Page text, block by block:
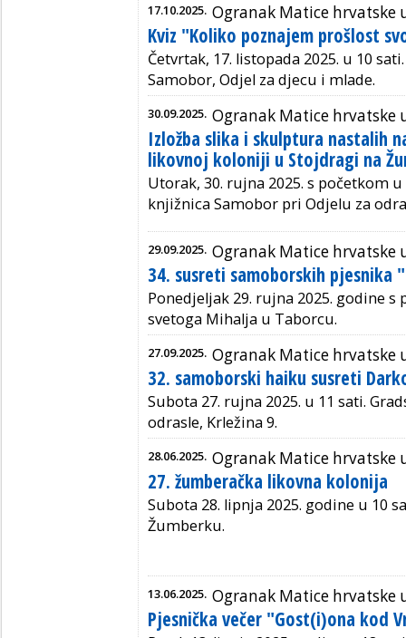
17.10.2025. Ogranak Matice hrvatske
Kviz "Koliko poznajem prošlost
Četvrtak, 17. listopada 2025. u 10
Samobor, Odjel za djecu i mlade.
30.09.2025. Ogranak Matice hrvatske
Izložba slika i skulptura nastalih
likovnoj koloniji u Stojdragi na
Utorak, 30. rujna 2025. s početkom u
knjižnica Samobor pri Odjelu za
29.09.2025. Ogranak Matice hrvatske
34. susreti samoborskih pjesnika
Ponedjeljak 29. rujna 2025. godine s
svetoga Mihalja u Taborcu.
27.09.2025. Ogranak Matice hrvatske
32. samoborski haiku susreti
Subota 27. rujna 2025. u 11 sati.
odrasle, Krležina 9.
28.06.2025. Ogranak Matice hrvatske
27. žumberačka likovna kolonija
Subota 28. lipnja 2025. godine u 10
Žumberku.
13.06.2025. Ogranak Matice hrvatske
Pjesnička večer "Gost(i)ona kod